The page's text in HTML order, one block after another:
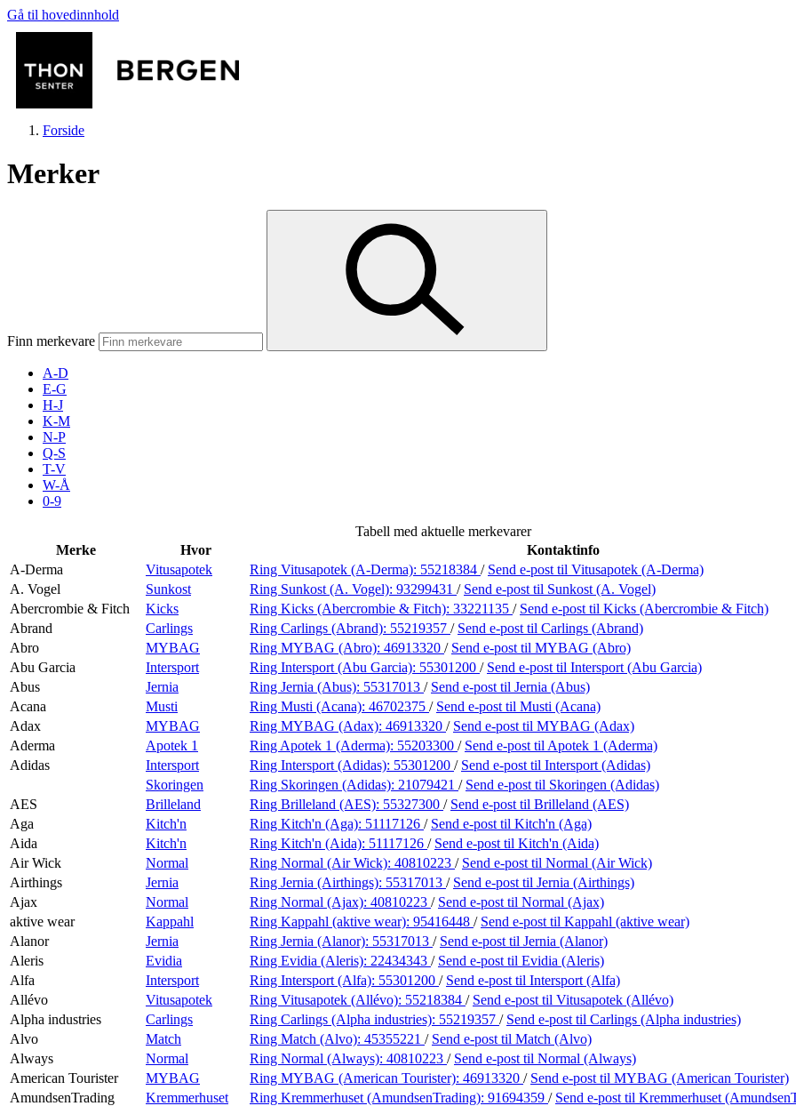
Gå til hovedinnhold
Mat og drikke
Inspirasjon
Åpningstider
Praktisk informasjon
Ledige stillinger
Forside
Merker
Finn merkevare
A-D
E-G
H-J
K-M
N-P
Q-S
T-V
W-Å
0-9
Tabell med aktuelle merkevarer
Merke
Hvor
Kontaktinfo
A-Derma
Vitusapotek Ring Vitusapotek (A-Derma): 55218384 / Send e-post til Vitusapotek (A-Derma)
A. Vogel
Sunkost Ring Sunkost (A. Vogel): 93299431 / Send e-post til Sunkost (A. Vogel)
Abercrombie & Fitch
Kicks Ring Kicks (Abercrombie & Fitch): 33221135 / Send e-post til Kicks (Abercrombie & Fitch)
Abrand
Carlings Ring Carlings (Abrand): 55219357 / Send e-post til Carlings (Abrand)
Abro
MYBAG Ring MYBAG (Abro): 46913320 / Send e-post til MYBAG (Abro)
Abu Garcia
Intersport Ring Intersport (Abu Garcia): 55301200 / Send e-post til Intersport (Abu Garcia)
Abus
Jernia Ring Jernia (Abus): 55317013 / Send e-post til Jernia (Abus)
Acana
Musti Ring Musti (Acana): 46702375 / Send e-post til Musti (Acana)
Adax
MYBAG Ring MYBAG (Adax): 46913320 / Send e-post til MYBAG (Adax)
Aderma
Apotek 1 Ring Apotek 1 (Aderma): 55203300 / Send e-post til Apotek 1 (Aderma)
Adidas
Intersport Ring Intersport (Adidas): 55301200 / Send e-post til Intersport (Adidas)
Skoringen
Ring Skoringen (Adidas): 21079421 / Send e-post til Skoringen (Adidas)
AES
Brilleland Ring Brilleland (AES): 55327300 / Send e-post til Brilleland (AES)
Aga
Kitch'n Ring Kitch'n (Aga): 51117126 / Send e-post til Kitch'n (Aga)
Aida
Kitch'n Ring Kitch'n (Aida): 51117126 / Send e-post til Kitch'n (Aida)
Air Wick
Normal Ring Normal (Air Wick): 40810223 / Send e-post til Normal (Air Wick)
Airthings
Jernia Ring Jernia (Airthings): 55317013 / Send e-post til Jernia (Airthings)
Ajax
Normal Ring Normal (Ajax): 40810223 / Send e-post til Normal (Ajax)
aktive wear
Kappahl Ring Kappahl (aktive wear): 95416448 / Send e-post til Kappahl (aktive wear)
Alanor
Jernia Ring Jernia (Alanor): 55317013 / Send e-post til Jernia (Alanor)
Aleris
Evidia Ring Evidia (Aleris): 22434343 / Send e-post til Evidia (Aleris)
Alfa
Intersport Ring Intersport (Alfa): 55301200 / Send e-post til Intersport (Alfa)
Allévo
Vitusapotek Ring Vitusapotek (Allévo): 55218384 / Send e-post til Vitusapotek (Allévo)
Alpha industries
Carlings Ring Carlings (Alpha industries): 55219357 / Send e-post til Carlings (Alpha industries)
Alvo
Match Ring Match (Alvo): 45355221 / Send e-post til Match (Alvo)
Always
Normal Ring Normal (Always): 40810223 / Send e-post til Normal (Always)
American Tourister
MYBAG Ring MYBAG (American Tourister): 46913320 / Send e-post til MYBAG (American Tourister)
AmundsenTrading
Kremmerhuset Ring Kremmerhuset (AmundsenTrading): 91694359 / Send e-post til Kremmerhuset